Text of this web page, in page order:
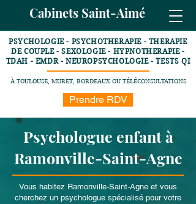
Cabinets Saint-Aimé
PSYCHOLOGIE - PSYCHOTHERAPIE - THERAPIE
DE COUPLE - SEXOLOGIE - HYPNOTHERAPIE -
TDAH - EMDR - NEUROPSYCHOLOGIE - TESTS QI
À TOULOUSE, MURET, BORDEAUX OU TÉLÉCONSULTATIONS
Prendre RDV
Psychologue enfant à
Ramonville-Saint-Agne
Vous habitez Ramonville-Saint-Agne et vous
cherchez un psychologue spécialisé pour votre